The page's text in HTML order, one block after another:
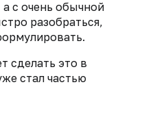
с очень обычной
разобраться,
сделать это в
стал частью